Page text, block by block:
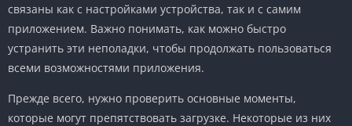
связаны как с настройками устройства, так и с самим
приложением. Важно понимать, как можно быстро
устранить эти неполадки, чтобы продолжать пользоваться
всеми возможностями приложения.
Прежде всего, нужно проверить основные моменты,
которые могут препятствовать загрузке. Некоторые из них